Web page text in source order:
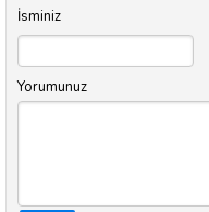
İsminiz
Yorumunuz